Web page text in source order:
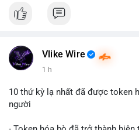
Vlike Wire
1 h
10 thứ kỳ lạ nhất đã được token
người